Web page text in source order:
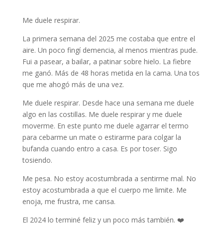
Me duele respirar.
La primera semana del 2025 me costaba que entre el
aire. Un poco fingí demencia, al menos mientras pude.
Fui a pasear, a bailar, a patinar sobre hielo. La fiebre
me ganó. Más de 48 horas metida en la cama. Una tos
que me ahogó más de una vez.
Me duele respirar. Desde hace una semana me duele
algo en las costillas. Me duele respirar y me duele
moverme. En este punto me duele agarrar el termo
para cebarme un mate o estirarme para colgar la
bufanda cuando entro a casa. Es por toser. Sigo
tosiendo.
Me pesa. No estoy acostumbrada a sentirme mal. No
estoy acostumbrada a que el cuerpo me limite. Me
enoja, me frustra, me cansa.
El 2024 lo terminé feliz y un poco más también. ❤️